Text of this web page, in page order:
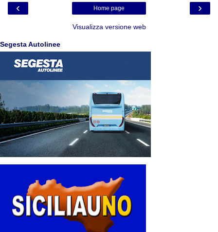
‹ ›
Home page
Visualizza versione web
Segesta Autolinee